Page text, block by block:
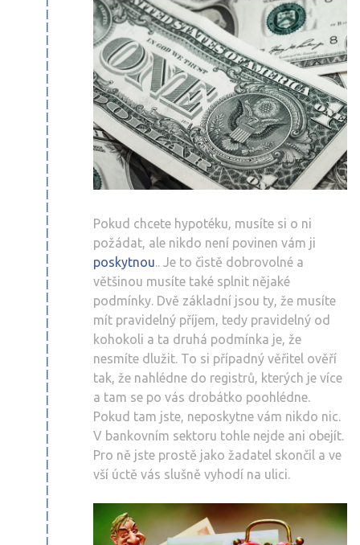
Pokud chcete hypotéku, musíte si o ni
požádat, ale nikdo není povinen vám ji
poskytnou.. Je to čistě dobrovolné a
většinou musíte také splnit nějaké
podmínky. Dvě základní jsou ty, že musíte
mít pravidelný příjem, tedy pravidelný od
kohokoli a ta druhá podmínka je, že
nesmíte dlužit. To si případný věřitel ověří
tak, že nahlédne do registrů, kterých je více
a tam se po vás drobátko poohlédne.
Pokud tam jste, neposkytne vám nikdo nic.
V bankovním sektoru tohle nejde ani obejít.
Pro ně jste prostě jako žadatel skončil a ve
vší úctě vás slušně vyhodí na ulici.